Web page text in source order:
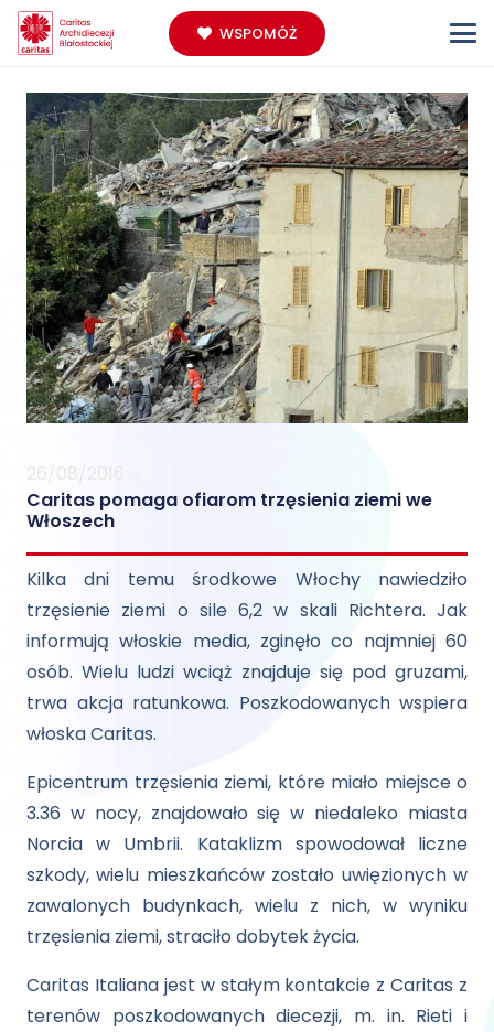
WSPOMÓŻ
Caritas pomaga ofiarom trzęsienia ziemi we
Włoszech
Kilka dni temu środkowe Włochy nawiedziło
trzęsienie ziemi o sile 6,2 w skali Richtera. Jak
informują włoskie media, zginęło co najmniej 60
osób. Wielu ludzi wciąż znajduje się pod gruzami,
trwa akcja ratunkowa. Poszkodowanych wspiera
włoska Caritas.
Epicentrum trzęsienia ziemi, które miało miejsce o
3.36 w nocy, znajdowało się w niedaleko miasta
Norcia w Umbrii. Kataklizm spowodował liczne
szkody, wielu mieszkańców zostało uwięzionych w
zawalonych budynkach, wielu z nich, w wyniku
trzęsienia ziemi, straciło dobytek życia.
Caritas Italiana jest w stałym kontakcie z Caritas z
terenów poszkodowanych diecezji, m. in. Rieti i